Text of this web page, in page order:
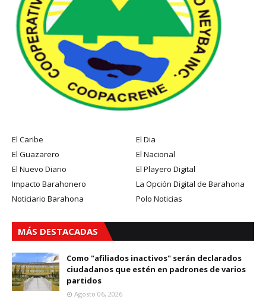
El Caribe
El Dia
El Guazarero
El Nacional
El Nuevo Diario
El Playero Digital
Impacto Barahonero
La Opción Digital de Barahona
Noticiario Barahona
Polo Noticias
MÁS DESTACADAS
Como "afiliados inactivos" serán declarados
ciudadanos que estén en padrones de varios
partidos
Agosto 06, 2026